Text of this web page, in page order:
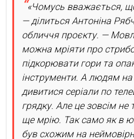
«Чомусь вважається,
— ділиться Антоніна
обличчя проєкту. —
можна мріяти про
підкорювати гори та
інструменти. А людям на
дивитися серіали по
грядку. Але це зовсім не
ще мрію. Так само як в
був схожим на